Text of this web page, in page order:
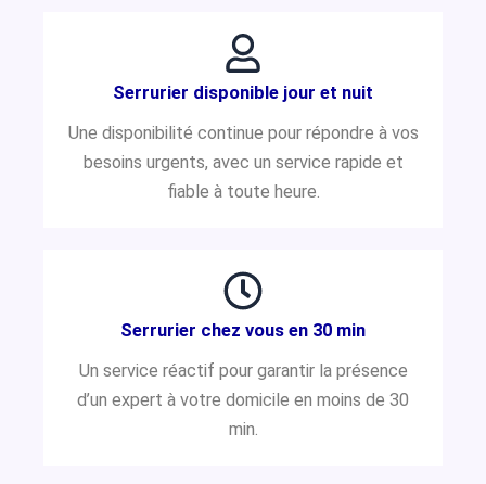
Serrurier disponible jour et nuit
Une disponibilité continue pour répondre à vos
besoins urgents, avec un service rapide et
fiable à toute heure.
Serrurier chez vous en 30 min
Un service réactif pour garantir la présence
d’un expert à votre domicile en moins de 30
min.